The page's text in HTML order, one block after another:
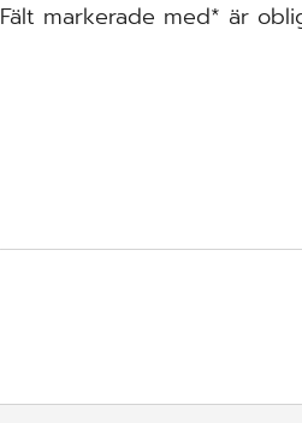
Fält markerade med* är